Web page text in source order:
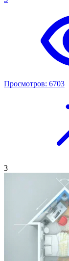
Просмотров: 6703
3